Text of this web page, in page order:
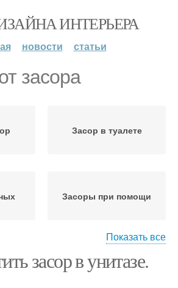
ИНТЕРЬЕРА
новости статьи
засора
Засор в туалете
Засоры при помощи
Домашние средства
Показать все
засор в унитазе.